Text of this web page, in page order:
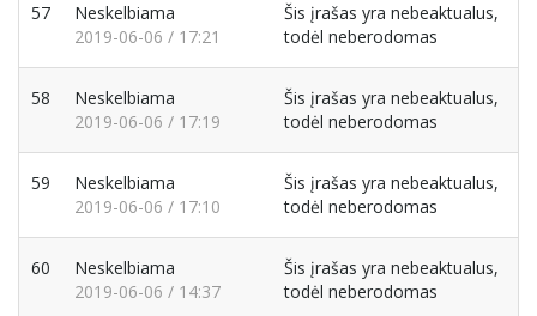
57
Neskelbiama
2019-06-06 / 17:21
Šis įrašas yra nebeaktualus,
todėl neberodomas
58
Neskelbiama
2019-06-06 / 17:19
Šis įrašas yra nebeaktualus,
todėl neberodomas
59
Neskelbiama
2019-06-06 / 17:10
Šis įrašas yra nebeaktualus,
todėl neberodomas
60
Neskelbiama
2019-06-06 / 14:37
Šis įrašas yra nebeaktualus,
todėl neberodomas